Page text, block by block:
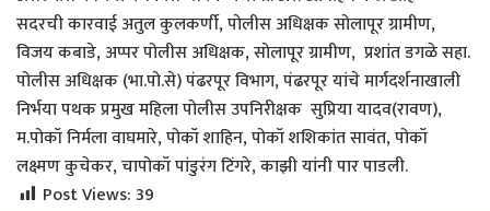
सदरची कारवाई अतुल कुलकर्णी, पोलीस अधिक्षक सोलापूर ग्रामीण,
विजय कबाडे, अप्पर पोलीस अधिक्षक, सोलापूर ग्रामीण, प्रशांत डगळे सहा.
पोलीस अधिक्षक (भा.पो.से) पंढरपूर विभाग, पंढरपूर यांचे मार्गदर्शनाखाली
निर्भया पथक प्रमुख महिला पोलीस उपनिरीक्षक सुप्रिया यादव(रावण),
म.पोकॉ निर्मला वाघमारे, पोकॉ शाहिन, पोकॉ शशिकांत सावंत, पोकॉ
लक्ष्मण कुचेकर, चापोकॉ पांडुरंग टिंगरे, काझी यांनी पार पाडली.
Post Views:39